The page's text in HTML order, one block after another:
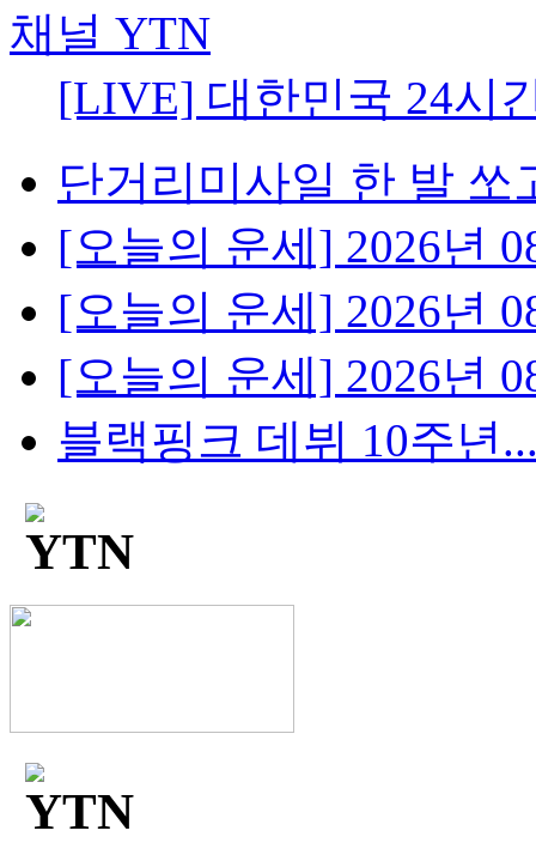
[LIVE] 대한민국 24시
단거리미사일 한 발 쏘
[오늘의 운세] 2026년
[오늘의 운세] 2026년
[오늘의 운세] 2026년
블랙핑크 데뷔 10주년